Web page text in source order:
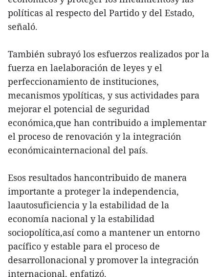
políticas al respecto del Partido y del Estado,
señaló.
También subrayó los esfuerzos realizados por la
fuerza en laelaboración de leyes y el
perfeccionamiento de instituciones,
mecanismos ypolíticas, y sus actividades para
mejorar el potencial de seguridad
económica,que han contribuido a implementar
el proceso de renovación y la integración
económicainternacional del país.
Esos resultados hancontribuido de manera
importante a proteger la independencia,
laautosuficiencia y la estabilidad de la
economía nacional y la estabilidad
sociopolítica,así como a mantener un entorno
pacífico y estable para el proceso de
desarrollonacional y promover la integración
internacional, enfatizó.